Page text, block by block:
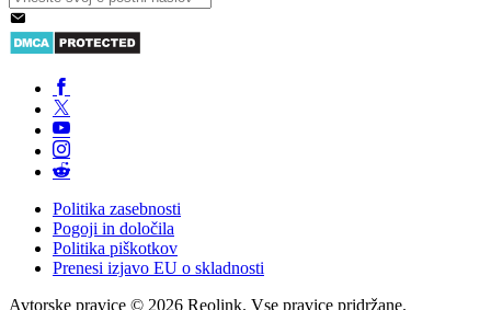
Politika zasebnosti
Pogoji in določila
Politika piškotkov
Prenesi izjavo EU o skladnosti
Avtorske pravice © 2026 Reolink. Vse pravice pridržane.